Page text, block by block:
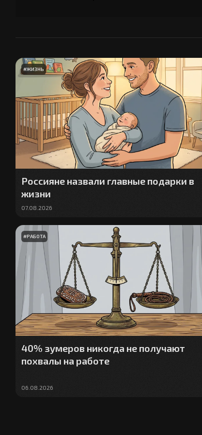
#ЖИЗНЬ
Россияне назвали главные подарки в
жизни
07.08.2026
#РАБОТА
40% зумеров никогда не получают
похвалы на работе
06.08.2026